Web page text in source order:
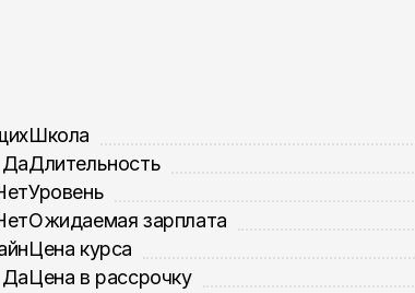
Да
Да
Школа
Длительность
Уровень
Ожидаемая зарплата
Цена курса
Цена в рассрочку